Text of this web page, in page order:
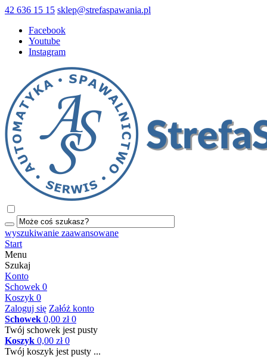
42 636 15 15 sklep@strefaspawania.pl
Facebook
Youtube
Instagram
wyszukiwanie zaawansowane
Start
Menu
Szukaj
Konto
Schowek 0
Koszyk 0
Zaloguj się Załóż konto
Schowek 0,00 zł 0
Twój schowek jest pusty
Koszyk 0,00 zł 0
Twój koszyk jest pusty ...